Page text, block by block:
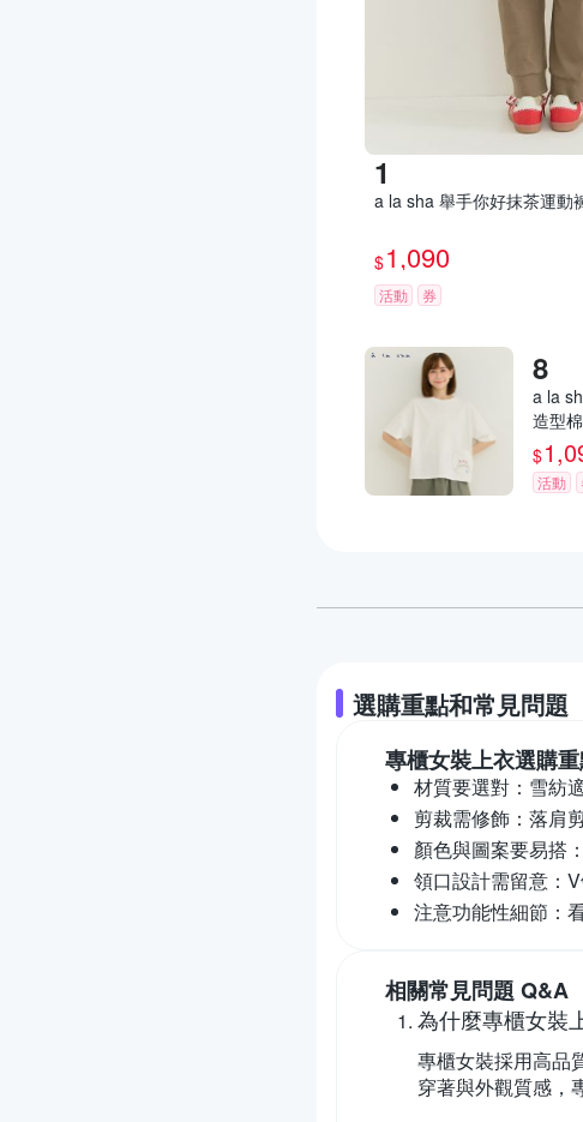
a la sha 舉手你好抹茶運動
$1,090
活動 券
a la
造型
$
活動
選購重點和常見問題
專櫃女裝上衣選購
材質要選對： 雪紡
剪裁需修飾： 落肩
顏色與圖案要易搭：
領口設計需留意：
注意功能性細節：
相關常見問題 Q&A
為什麼專櫃女裝
專櫃女裝採用高品
穿著與外觀質感，